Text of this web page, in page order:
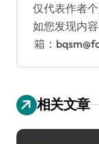
仅代表作者
如您发现内
箱：
相关文章